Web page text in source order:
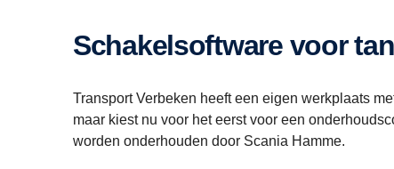
Schakelsoftware voor
Transport Verbeken heeft een eigen werkplaats
maar kiest nu voor het eerst voor een
worden onderhouden door Scania Hamme.